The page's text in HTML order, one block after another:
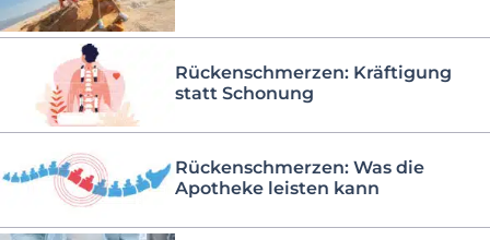
Rückenschmerzen: Kräftigung
statt Schonung
Rückenschmerzen: Was die
Apotheke leisten kann